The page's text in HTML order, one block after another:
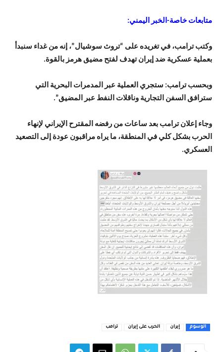
متابعات خاصة-الخبر اليمني:
وكتب ترامب، في تغريده على “تروث سوشيال”، إنه من غداء سنبدأ
بعملية عسكرية ضد إيران تهدف لفتح مضيق هرمز بالقوة.
وبحسب ترامب: ستجري العملية عبر المدمرات البحرية التي
سترافق السفن التجارية وناقلات النفط عبر المضيق”.
وجاء إعلان ترامب بعد ساعات من رفضه المقترح الإيراني لإنهاء
الحرب بشكل كلي في المنطقة، ما يراه مراقبون عودة إلى التصعيد
العسكري.
الوسوم إيران الحرب على إيران ترامب